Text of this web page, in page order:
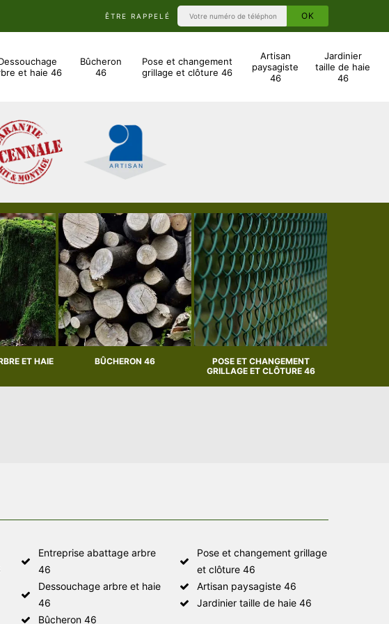
ÊTRE RAPPELÉ
et haie 46
Bûcheron
46
Pose et changement
grillage et clôture 46
Artisan
paysagiste
46
Jardinier
taille de haie
46
ET HAIE
BÛCHERON 46
POSE ET CHANGEMENT
GRILLAGE ET CLÔTURE 46
Entreprise abattage arbre
46
Dessouchage arbre et haie
46
Bûcheron 46
Pose et changement grillage
et clôture 46
Artisan paysagiste 46
Jardinier taille de haie 46